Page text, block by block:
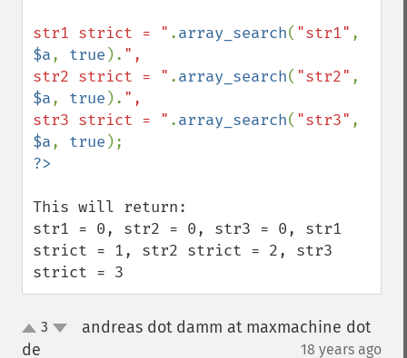
str1 strict = " .array_search( "str1"
$a, true ). ",
str2 strict = " .array_search( "str2"
$a, true ). ",
str3 strict = " .array_search( "str3"
$a, true
This will return:
str1 = 0, str2 = 0, str3 = 0, str1
strict = 1, str2 strict = 2, str3
strict = 3
up3
andreas dot damm at maxmachine dot
de
18 years ago